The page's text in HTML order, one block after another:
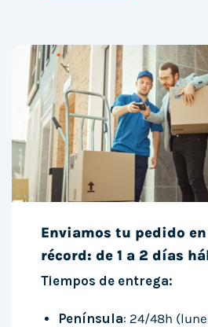
Enviamos tu pedido
récord: de 1 a 2 días
Tiempos de entrega:
Península: 24/48h